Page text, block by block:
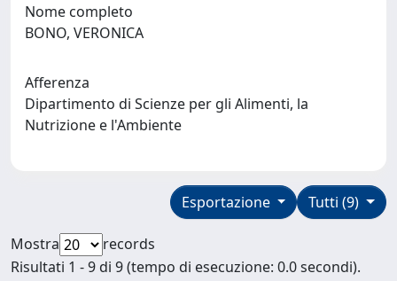
Nome completo
BONO, VERONICA
Afferenza
Dipartimento di Scienze per gli Alimenti, la
Nutrizione e l'Ambiente
Tutti (9)
Esportazione
Mostra
records
Risultati 1 - 9 di 9 (tempo di esecuzione: 0.0 secondi).